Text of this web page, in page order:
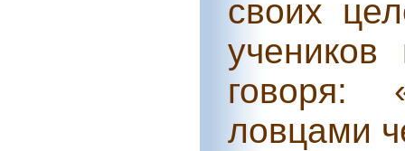
своих
ловцами